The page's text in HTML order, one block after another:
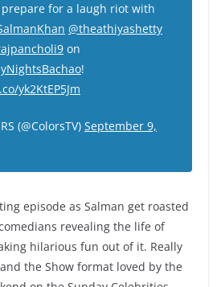
prepare for a laugh riot with
@theathiyashetty
on
!
yk2KtEP5Jm
(@ColorsTV) September 9,
episode as Salman get roasted
revealing the life of
hilarious fun out of it. Really
the Show format loved by the